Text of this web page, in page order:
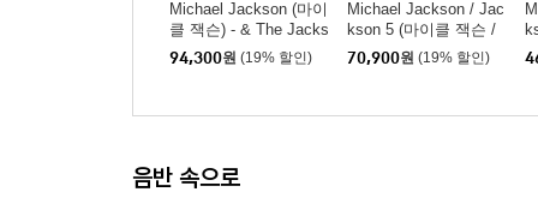
Michael Jackson (마이
클 잭슨) - & The Jacks
on 5 - The Best - [투명
밀키 컬러 LP]
94,300원 (19% 할인)
Michael Jackson / Jac
kson 5 (마이클 잭슨 /
잭슨파이브) - Greatest
Hits
70,900원 (19% 할인)
음반 속으로